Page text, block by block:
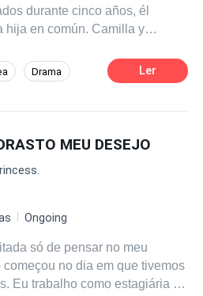
durante cinco años, él
común. Camilla y
se dan cuenta de que
uno por el otro. ¿Le dará
Drama Ler
MEU DESEJO
Ongoing
só de pensar no meu
Eu trabalho como estagiária na